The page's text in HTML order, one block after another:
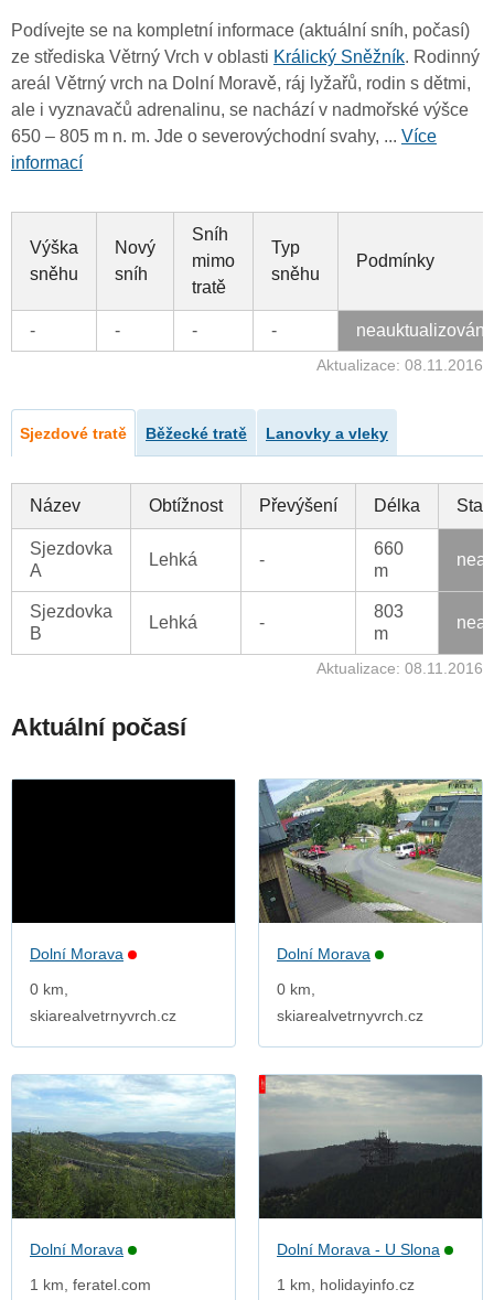
Podívejte se na kompletní informace (aktuální sníh, počasí)
ze střediska Větrný Vrch v oblasti Králický Sněžník. Rodinný
areál Větrný vrch na Dolní Moravě, ráj lyžařů, rodin s dětmi,
ale i vyznavačů adrenalinu, se nachází v nadmořské výšce
650 – 805 m n. m. Jde o severovýchodní svahy, ... Více
informací
Výška
sněhu
Nový
sníh
Sníh
mimo
tratě
Typ
sněhu
Podmínky
- - - - neauktualizováno
Aktualizace: 08.11.2016
Sjezdové tratě Běžecké tratě Lanovky a vleky
Název Obtížnost Převýšení Délka Stav
Sjezdovka
A
Lehká -
660
m
Sjezdovka
B
Lehká -
803
m
Aktualizace: 08.11.2016
Aktuální počasí
Dolní Morava
0 km,
skiarealvetrnyvrch.cz
Dolní Morava
0 km,
skiarealvetrnyvrch.cz
Dolní Morava
1 km, feratel.com
Dolní Morava - U Slona
1 km, holidayinfo.cz